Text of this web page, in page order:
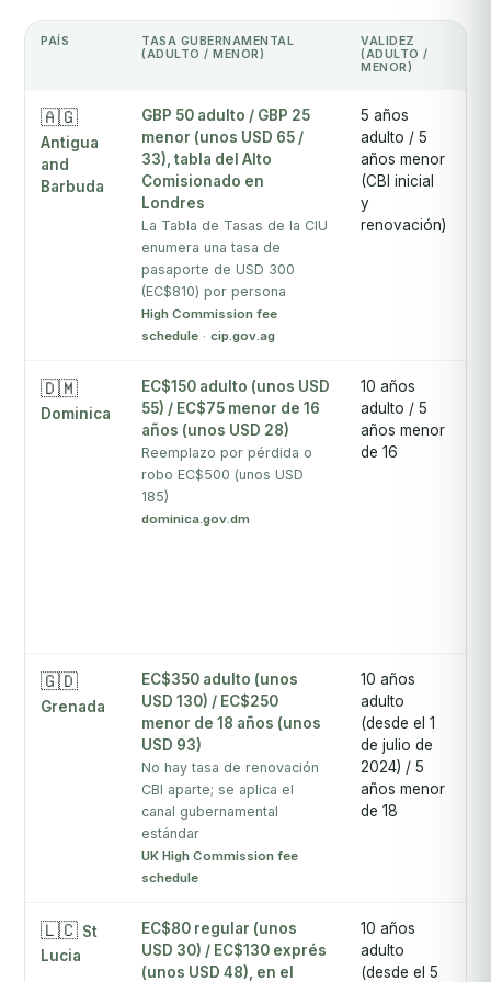
PAÍS
TASA GUBERNAMENTAL
(ADULTO / MENOR)
VALIDEZ
(ADULTO /
MENOR)
🇦🇬
Antigua
and
Barbuda
GBP 50 adulto / GBP 25
menor (unos USD 65 /
33), tabla del Alto
Comisionado en
Londres
La Tabla de Tasas de la CIU
enumera una tasa de
pasaporte de USD 300
(EC$810) por persona
High Commission fee
schedule · cip.gov.ag
5 años
adulto / 5
años menor
(CBI inicial
y
renovación)
🇩🇲
Dominica
EC$150 adulto (unos USD
55) / EC$75 menor de 16
años (unos USD 28)
Reemplazo por pérdida o
robo EC$500 (unos USD
185)
dominica.gov.dm
10 años
adulto / 5
años menor
de 16
🇬🇩
Grenada
EC$350 adulto (unos
USD 130) / EC$250
menor de 18 años (unos
USD 93)
No hay tasa de renovación
CBI aparte; se aplica el
canal gubernamental
estándar
UK High Commission fee
schedule
10 años
adulto
(desde el 1
de julio de
2024) / 5
años menor
de 18
🇱🇨 St
Lucia
EC$80 regular (unos
USD 30) / EC$130 exprés
(unos USD 48), en el
10 años
adulto
(desde el 5